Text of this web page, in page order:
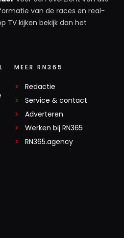
van de races en real-
TV kijken bekijk dan het
MEER RN365
Redactie
Service & contact
Adverteren
Werken bij RN365
RN365.agency